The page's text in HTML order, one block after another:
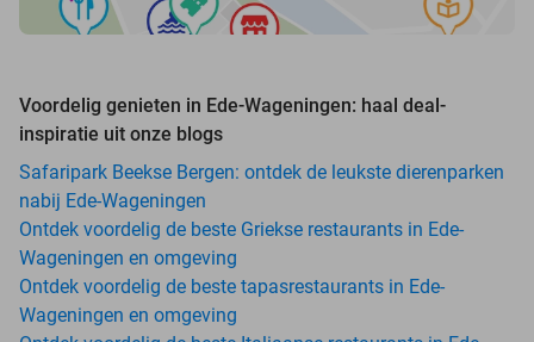
Voordelig genieten in Ede-Wageningen: haal deal-
inspiratie uit onze blogs
Safaripark Beekse Bergen: ontdek de leukste dierenparken
nabij Ede-Wageningen
Ontdek voordelig de beste Griekse restaurants in Ede-
Wageningen en omgeving
Ontdek voordelig de beste tapasrestaurants in Ede-
Wageningen en omgeving